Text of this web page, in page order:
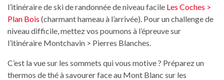
l’itinéraire de ski de randonnée de niveau facile Les Coches >
Plan Bois (charmant hameau à l’arrivée). Pour un challenge de
niveau difficile, mettez vos poumons à l’épreuve sur
l’itinéraire Montchavin > Pierres Blanches.
C’est la vue sur les sommets qui vous motive ? Préparez un
thermos de thé à savourer face au Mont Blanc sur les